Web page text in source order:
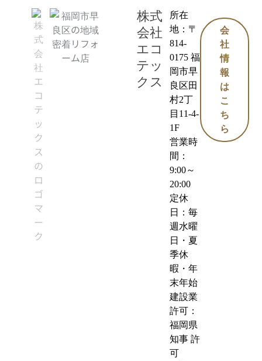
株式
会社
エコ
テッ
クス
所在
地：〒
814-
0175 福
岡市早
良区田
村2丁
目11-4-
1F
営業時
間：
9:00～
20:00
定休
日：毎
週水曜
日・夏
季休
暇・年
末年始
建設業
許可：
福岡県
知事 許
可
会
社
情
報
は
こ
ち
ら